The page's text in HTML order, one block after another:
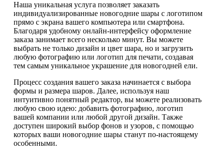
Наша уникальная услуга позволяет заказать
индивидуализированные новогодние шары с логотипом
прямо с экрана вашего компьютера или смартфона.
Благодаря удобному онлайн-интерфейсу оформление
заказа занимает всего несколько минут. Вы можете
выбрать не только дизайн и цвет шара, но и загрузить
любую фотографию или логотип для печати, создавая
тем самым уникальное украшение для новогодней ели.
Процесс создания вашего заказа начинается с выбора
формы и размера шаров. Далее, используя наш
интуитивно понятный редактор, вы можете реализовать
любую свою идею: добавить фотографию, логотип
вашей компании или любой другой дизайн. Также
доступен широкий выбор фонов и узоров, с помощью
которых ваши новогодние шары станут по-настоящему
особенными.